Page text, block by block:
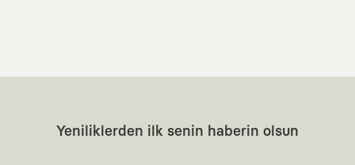
dolabının en değerli parçası olarak kalacak, hikayesini ve estetik
Yaratıcı Bir Topluluk
KAFT, keşfetmeyi sevenlerin, sanata tutkuyla bağlı
olanların ve şehri özgürce adımlayanların ortak dilidir. Üzerinde
Yeniliklerden ilk senin haberin olsun